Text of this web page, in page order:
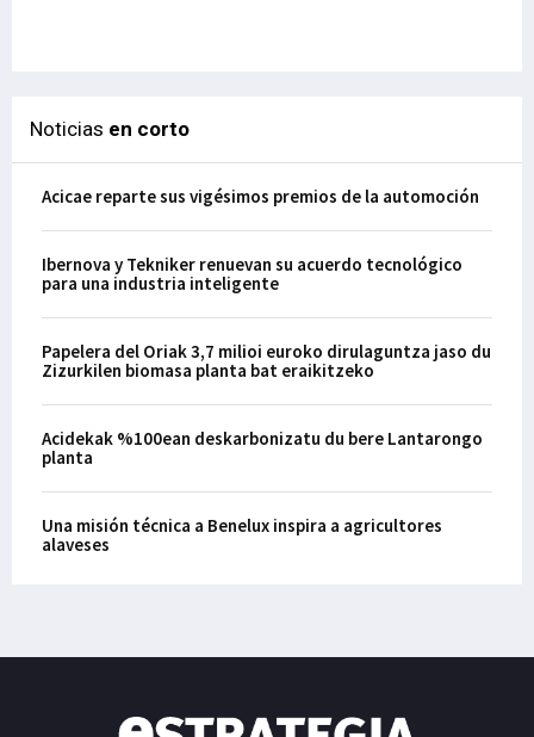
Noticias en corto
Acicae reparte sus vigésimos premios de la automoción
Ibernova y Tekniker renuevan su acuerdo tecnológico
para una industria inteligente
Papelera del Oriak 3,7 milioi euroko dirulaguntza jaso du
Zizurkilen biomasa planta bat eraikitzeko
Acidekak %100ean deskarbonizatu du bere Lantarongo
planta
Una misión técnica a Benelux inspira a agricultores
alaveses